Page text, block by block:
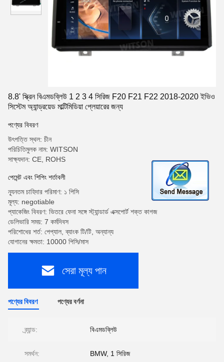
8.8' স্ক্রিন বিএমডব্লিউ 1 2 3 4 সিরিজ F20 F21 F22 2018-2020 ইভিও
সিস্টেম অ্যান্ড্রয়েড মাল্টিমিডিয়া প্লেয়ারের জন্য
পণ্যের বিবরণ
উৎপত্তি স্থল: চীন
পরিচিতিমুলক নাম: WITSON
সাক্ষ্যদান: CE, ROHS
পেমেন্ট এবং শিপিং শর্তাবলী
ন্যূনতম চাহিদার পরিমাণ: ১ পিসি
মূল্য: negotiable
প্যাকেজিং বিবরণ: ভিতরে ফেনা সঙ্গে স্ট্যান্ডার্ড এক্সপোর্ট শক্ত কাগজ
ডেলিভারি সময়: 7 কর্মদিবস
পরিশোধের শর্ত: পেপ্যাল, ব্যাংক টি/টি, অন্যান্য
যোগানের ক্ষমতা: 10000 পিসি/মাস
সেরা মূল্য পান
পণ্যের বিবরণ পণ্যের বর্ণনা
ব্র্যান্ড: বিএমডব্লিউ
সমর্থন: BMW, 1 সিরিজ